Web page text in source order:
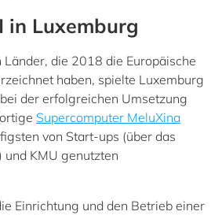
in Luxemburg
die 2018 die Europäische
haben, spielte Luxemburg
der erfolgreichen Umsetzung
Supercomputer MeluXina
von Start-ups (über das
und KMU genutzten
Einrichtung und den Betrieb einer